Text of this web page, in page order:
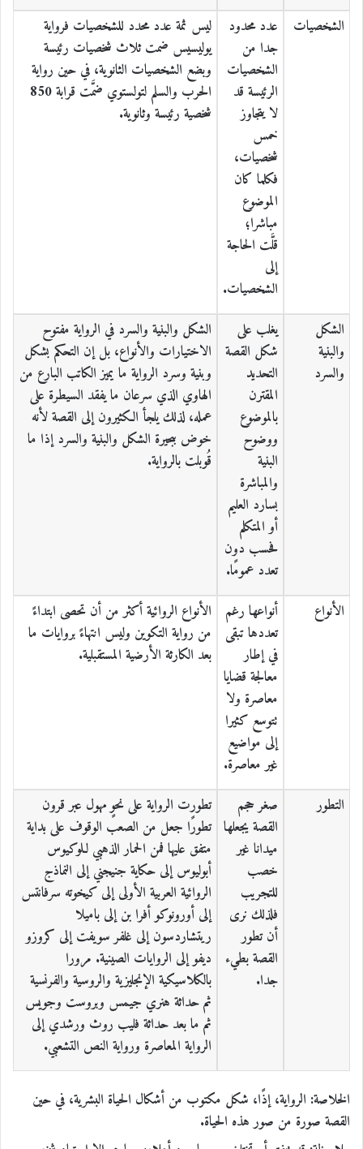
الشخصيات
عدد محدود
جدا من
الشخصيات
الرئيسة قد
لا يتجاوز
خمس
شخصيات،
فكلما كان
الموضوع
مباشرا؛
قلَّت الحاجة
إلى
الشخصيات.
ليس ثمة عدد محدد للشخصيات فرواية
يوليسيس ضمت ثلاث شخصيات رئيسة
وبضع الشخصيات الثانوية، في حين رواية
الحرب والسلم لتولستوي ضمَّت قرابة 850
شخصية رئيسة وثانوية.
الشكل
والبنية
والسرد
يغلب على
شكل القصة
التحديد
المقترن
بالموضوع
ووضوح
البنية
والمباشرة
بسارد العليم
أو المتكلم
فحسب دون
تعدد عمومًا.
الشكل والبنية والسرد في الرواية مفتوح
الاختيارات والأنواع، بل إن التحكم بشكل
وبنية وسرد الرواية ما يميز الكاتب البارع من
الهاوي الذي سرعان ما يفقد السيطرة على
عمله، لذلك يلجأ الكثيرون إلى القصة لأنه
خوض ببحيرة الشكل والبنية والسرد إذا ما
قُوبلت بالرواية.
الأنواع
أنواعها رغم
تعددها تبقى
في إطار
معالجة قضايا
معاصرة ولا
تتوسع كثيرا
إلى مواضيع
غير معاصرة.
الأنواع الروائية أكثر من أن تحصى ابتداءً
من رواية التكوين وليس انتهاءً بروايات ما
بعد الكارثة الأرضية المستقبلية.
التطور
صغر حجم
القصة يجعلها
ميدانا غير
خصب
للتجريب
فلذلك نرى
أن تطور
القصة بطيء
جدا.
تطورت الرواية على نحوٍ مهول عبر قرون
تطورًا جعل من الصعب الوقوف على بداية
متفق عليها فمن الحمار الذهبي لـلوكيوس
أبوليوس إلى حكاية جنيجني إلى النماذج
الروائية العربية الأولى إلى كيخوته سرفانتس
إلى أورونوكو أفرا بن إلى باميلا
ريتشاردسون إلى غلفر سويفت إلى كروزو
ديفو إلى الروايات الصينية. مرورا
بالكلاسيكية الإنجليزية والروسية والفرنسية
ثم حداثة هنري جيمس وبروست وجويس
ثم ما بعد حداثة فليب روث ورشدي إلى
الرواية المعاصرة ورواية النص التشعبي.
الخلاصة: الرواية، إذًا، شكل مكتوب من أشكال الحياة البشرية، في حين
القصة صورة من صور هذه الحياة.